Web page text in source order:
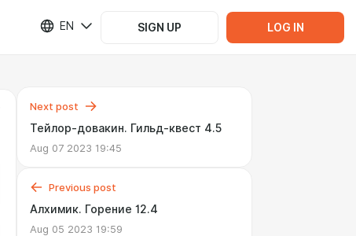
EN SIGN UP LOG IN
Next post
Тейлор-довакин. Гильд-квест 4.5
Aug 07 2023 19:45
Previous post
Алхимик. Горение 12.4
Aug 05 2023 19:59